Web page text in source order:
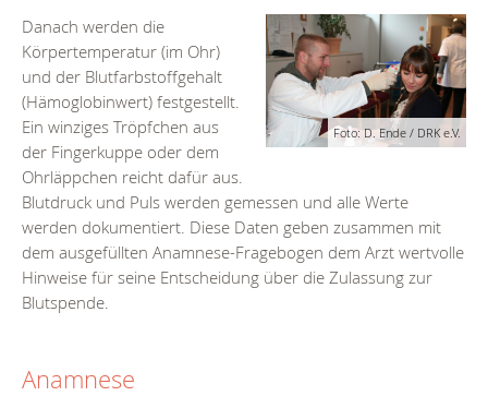
Foto: D. Ende / DRK e.V.
Danach werden die
Körpertemperatur (im Ohr)
und der Blutfarbstoffgehalt
(Hämoglobinwert) festgestellt.
Ein winziges Tröpfchen aus
der Fingerkuppe oder dem
Ohrläppchen reicht dafür aus.
Blutdruck und Puls werden gemessen und alle Werte
werden dokumentiert. Diese Daten geben zusammen mit
dem ausgefüllten Anamnese-Fragebogen dem Arzt wertvolle
Hinweise für seine Entscheidung über die Zulassung zur
Blutspende.
Anamnese